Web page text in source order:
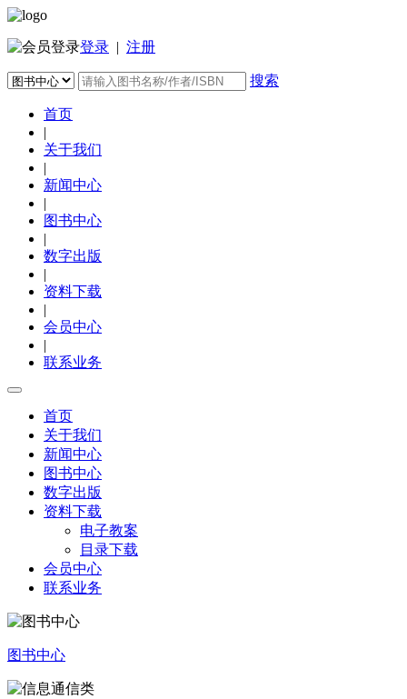
登录 | 注册
搜索
首页
|
关于我们
|
新闻中心
|
图书中心
|
数字出版
|
资料下载
|
会员中心
|
联系业务
首页
关于我们
新闻中心
图书中心
数字出版
资料下载
电子教案
目录下载
会员中心
联系业务
图书中心